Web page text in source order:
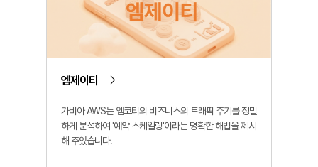
엠제이티
가비아 AWS는 엠코티의 비즈니스의 트래픽 주기를 정밀
하게 분석하여 '예약 스케일링'이라는 명확한 해법을 제시
해 주었습니다.